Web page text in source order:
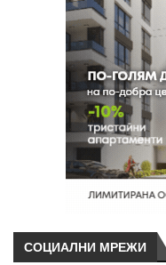
СОЦИАЛНИ МРЕЖИ